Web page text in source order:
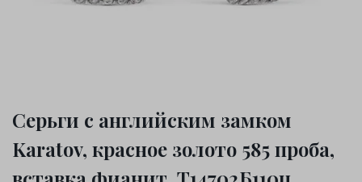
Серьги с английским замком
Karatov, красное золото 585 проба,